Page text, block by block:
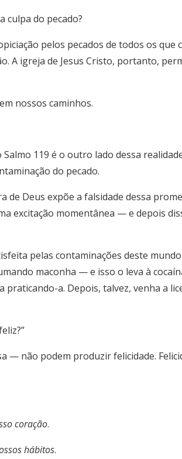
do pecado?
pelos pecados de todos os
A igreja de Jesus Cristo, portanto,
nossos caminhos.
119 é o outro lado dessa
do pecado.
de Deus expõe a falsidade dessa
excitação momentânea — e depois
pelas contaminações deste
maconha — e isso o leva à
a. Depois, talvez, venha a
— não podem produzir felicidade.
coração.
hábitos.